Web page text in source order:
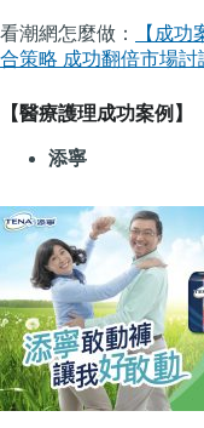
看潮網怎麼做：
【成
合策略 成功翻倍市場討
【醫療護理成功案例】
添寧